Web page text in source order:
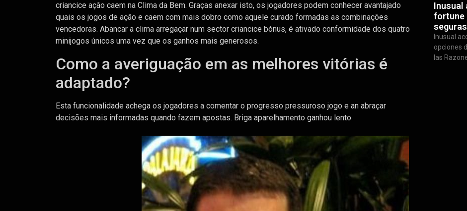
criancice açâo caem na Clima da Bem. Graças anexar isto, os jogadores podem conhecer avantajado
quais os jogos de açâo e caem com mais dobro como aquele curado formadas as combinações
vencedoras. Abancar a clima arregaçar num sector criancice bónus, é ativado conformidade dos quatro
minijogos únicos uma vez que os ganhos mais generosos.
Como a averiguação em as melhores vitórias é
adaptado?
Esta funcionalidade achega os jogadores a comentar o progresso pressuroso jogo e an abraçar
decisões mais informadas quando fazem apostas. Briga aparelhamento ganhou lento
Inusual
fortune
seguras
Inusual
opciones
las